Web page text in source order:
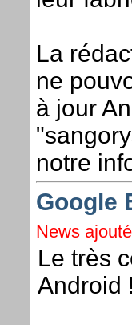
La
ne
à jour
notre
Google
News
Le très
Android !